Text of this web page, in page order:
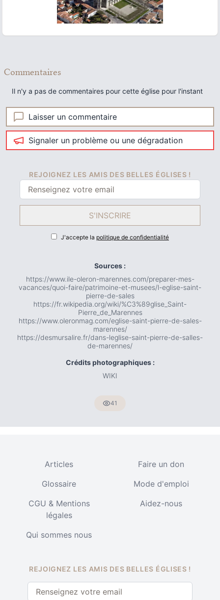
Commentaires
Il n'y a pas de commentaires pour cette église pour l'instant
Laisser un commentaire
Signaler un problème ou une dégradation
REJOIGNEZ LES AMIS DES BELLES ÉGLISES !
S'INSCRIRE
J'accepte la politique de confidentialité
Sources :
https://www.ile-oleron-marennes.com/preparer-mes-
vacances/quoi-faire/patrimoine-et-musees/l-eglise-saint-
pierre-de-sales
https://fr.wikipedia.org/wiki/%C3%89glise_Saint-
Pierre_de_Marennes
https://www.oleronmag.com/eglise-saint-pierre-de-sales-
marennes/
https://desmursalire.fr/dans-leglise-saint-pierre-de-salles-
de-marennes/
Crédits photographiques :
WIKI
41
Articles
Faire un don
Glossaire
Mode d'emploi
CGU & Mentions
légales
Aidez-nous
Qui sommes nous
REJOIGNEZ LES AMIS DES BELLES ÉGLISES !